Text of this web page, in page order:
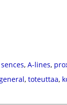
sences, A-lines,
, toteuttaa,